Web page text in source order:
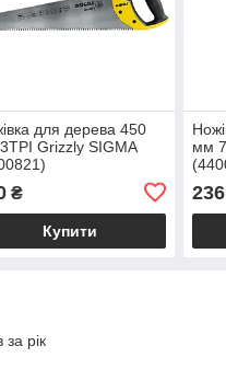
для дерева 450
Grizzly SIGMA
₴
Купити
мм
236
за рік